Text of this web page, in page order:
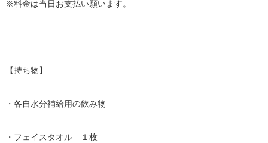
※料金は当日お支払い願います。
【持ち物】
・各自水分補給用の飲み物
・フェイスタオル １枚